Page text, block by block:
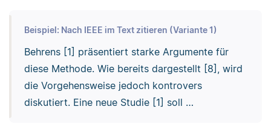
Beispiel: Nach IEEE im Text zitieren (Variante 1)
Behrens [1] präsentiert starke Argumente für
diese Methode. Wie bereits dargestellt [8], wird
die Vorgehensweise jedoch kontrovers
diskutiert. Eine neue Studie [1] soll …